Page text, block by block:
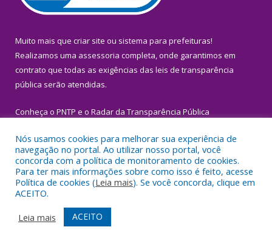
Muito mais que criar site ou sistema para prefeituras!
Realizamos uma assessoria completa, onde garantimos em
contrato que todas as exigências das leis de transparência
pública serão atendidas.
Conheça o PNTP e o Radar da Transparência Pública
Todos os direitos reservados a Prefeitura Municipal de Igarapé-
Miri.
Mapa do Site
Acessar Área Administrativa
Acessar Webmail
Nós usamos cookies para melhorar sua experiência de
navegação no portal. Ao utilizar nosso portal, você
concorda com a política de monitoramento de cookies.
Para ter mais informações sobre como isso é feito, acesse
Política de cookies (Leia mais). Se você concorda, clique em
ACEITO.
Leia mais
ACEITO